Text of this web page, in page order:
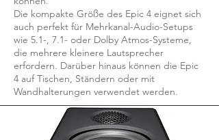
Die kompakte Größe des Epic 4 eignet sich
auch perfekt für Mehrkanal-Audio-Setups
wie 5.1-, 7.1- oder Dolby Atmos-Systeme,
die mehrere kleinere Lautsprecher
erfordern. Darüber hinaus können die Epic
4 auf Tischen, Ständern oder mit
Wandhalterungen verwendet werden.